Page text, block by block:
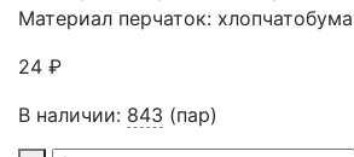
Материал перчаток:
24 ₽
В наличии: 843 (пар)